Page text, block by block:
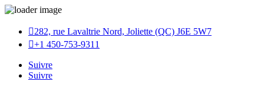
282, rue Lavaltrie Nord, Joliette (QC) J6E 5W7
+1 450-753-9311
Suivre
Suivre